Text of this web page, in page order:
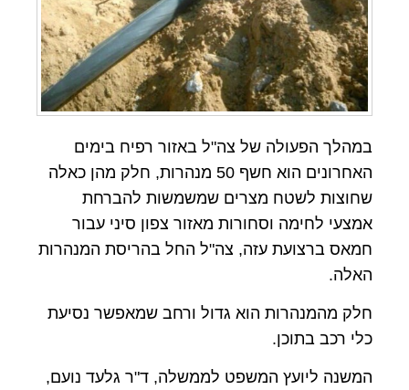
במהלך הפעולה של צה"ל באזור רפיח בימים
האחרונים הוא חשף 50 מנהרות, חלק מהן כאלה
שחוצות לשטח מצרים שמשמשות להברחת
אמצעי לחימה וסחורות מאזור צפון סיני עבור
חמאס ברצועת עזה, צה"ל החל בהריסת המנהרות
האלה.
חלק מהמנהרות הוא גדול ורחב שמאפשר נסיעת
כלי רכב בתוכן.
המשנה ליועץ המשפט לממשלה, ד"ר גלעד נועם,